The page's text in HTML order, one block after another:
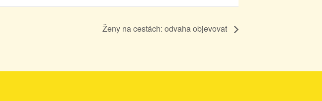
Ženy na cestách: odvaha objevovat